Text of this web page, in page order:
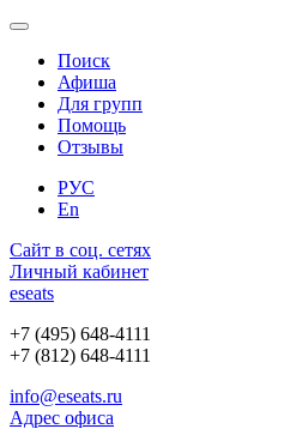
Поиск
Афиша
Для групп
Помощь
Отзывы
РУС
En
Сайт в соц. сетях
Личный кабинет
eseats
+7 (495) 648-4111
+7 (812) 648-4111
info@eseats.ru
Адрес офиса